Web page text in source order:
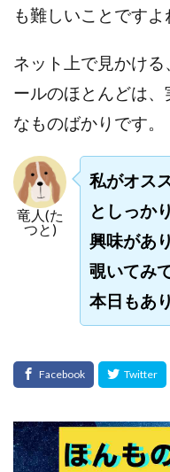
も難しいことですよ
ネット上で見かけ
ールのほとんどは
なものばかりです。
竜人(た
つと)
私がオス
としっか
興味があ
覗いてみ
本日もあ